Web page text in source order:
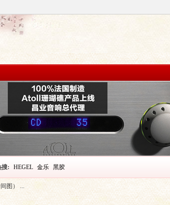
搜: HEGEL 金乐 黑胶
图） ...